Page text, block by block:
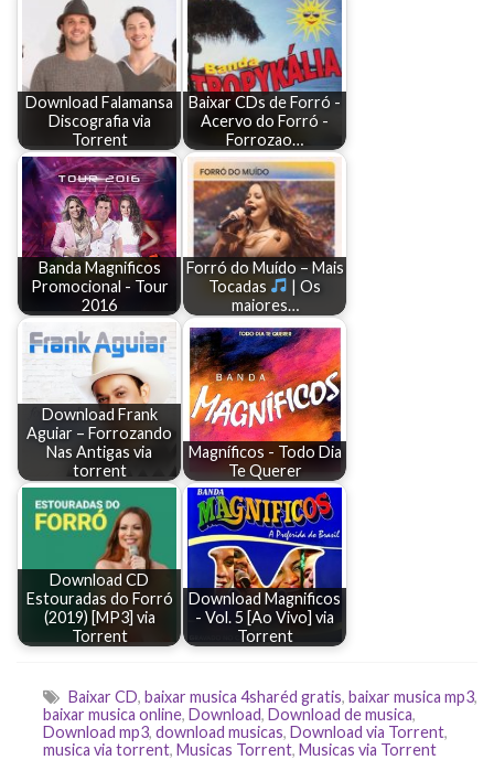
Download Falamansa
Discografia via
Torrent
Baixar CDs de Forró -
Acervo do Forró -
Forrozao…
Banda Magnificos
Promocional - Tour
2016
Forró do Muído – Mais
Tocadas
| Os
maiores…
Download Frank
Aguiar – Forrozando
Nas Antigas via
torrent
Magníficos - Todo Dia
Te Querer
Download CD
Estouradas do Forró
(2019) [MP3] via
Torrent
Download Magnificos
- Vol. 5 [Ao Vivo] via
Torrent
Baixar CD, baixar musica 4sharéd gratis, baixar musica mp3,
baixar musica online, Download, Download de musica,
Download mp3, download musicas, Download via Torrent,
musica via torrent, Musicas Torrent, Musicas via Torrent